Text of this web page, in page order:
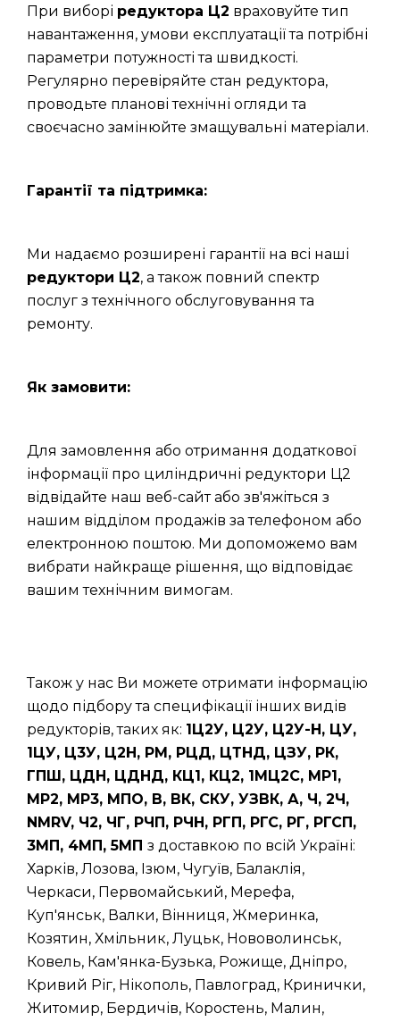
При виборі редуктора Ц2 враховуйте тип
навантаження, умови експлуатації та потрібні
параметри потужності та швидкості.
Регулярно перевіряйте стан редуктора,
проводьте планові технічні огляди та
своєчасно замінюйте змащувальні матеріали.
Гарантії та підтримка:
Ми надаємо розширені гарантії на всі наші
редуктори Ц2, а також повний спектр
послуг з технічного обслуговування та
ремонту.
Як замовити:
Для замовлення або отримання додаткової
інформації про циліндричні редуктори Ц2
відвідайте наш веб-сайт або зв'яжіться з
нашим відділом продажів за телефоном або
електронною поштою. Ми допоможемо вам
вибрати найкраще рішення, що відповідає
вашим технічним вимогам.
Також у нас Ви можете отримати інформацію
щодо підбору та специфікації інших видів
редукторів, таких як: 1Ц2У, Ц2У, Ц2У-Н, ЦУ,
1ЦУ, Ц3У, Ц2Н, РМ, РЦД, ЦТНД, ЦЗУ, РК,
ГПШ, ЦДН, ЦДНД, КЦ1, КЦ2, 1МЦ2С, МР1,
МР2, МР3, МПО, В, ВК, СКУ, УЗВК, А, Ч, 2Ч,
NMRV, Ч2, ЧГ, РЧП, РЧН, РГП, РГС, РГ, РГСП,
3МП, 4МП, 5МП з доставкою по всій Україні:
Харків, Лозова, Ізюм, Чугуїв, Балаклія,
Черкаси, Первомайський, Мерефа,
Куп'янськ, Валки, Вінниця, Жмеринка,
Козятин, Хмільник, Луцьк, Нововолинськ,
Ковель, Кам'янка-Бузька, Рожище, Дніпро,
Кривий Ріг, Нікополь, Павлоград, Кринички,
Житомир, Бердичів, Коростень, Малин,